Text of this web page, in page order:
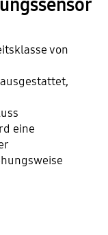
von
eine